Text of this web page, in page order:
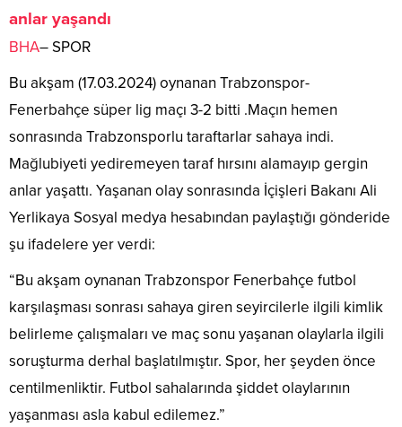
anlar yaşandı
BHA– SPOR
Bu akşam (17.03.2024) oynanan Trabzonspor-
Fenerbahçe süper lig maçı 3-2 bitti .Maçın hemen
sonrasında Trabzonsporlu taraftarlar sahaya indi.
Mağlubiyeti yediremeyen taraf hırsını alamayıp gergin
anlar yaşattı. Yaşanan olay sonrasında İçişleri Bakanı Ali
Yerlikaya Sosyal medya hesabından paylaştığı gönderide
şu ifadelere yer verdi:
“Bu akşam oynanan Trabzonspor Fenerbahçe futbol
karşılaşması sonrası sahaya giren seyircilerle ilgili kimlik
belirleme çalışmaları ve maç sonu yaşanan olaylarla ilgili
soruşturma derhal başlatılmıştır. Spor, her şeyden önce
centilmenliktir. Futbol sahalarında şiddet olaylarının
yaşanması asla kabul edilemez.”